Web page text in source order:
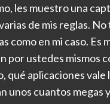
les muestro una
de mis reglas.
como en mi caso. Es
por ustedes mismos
qué aplicaciones vale
unos cuantos megas